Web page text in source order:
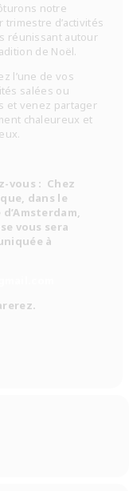
notre
trimestre d’activités
réunissant autour
de Noël.
l’une de vos
salées ou
et venez partager
chaleureux et
vous : Chez
dans le
vous sera
à